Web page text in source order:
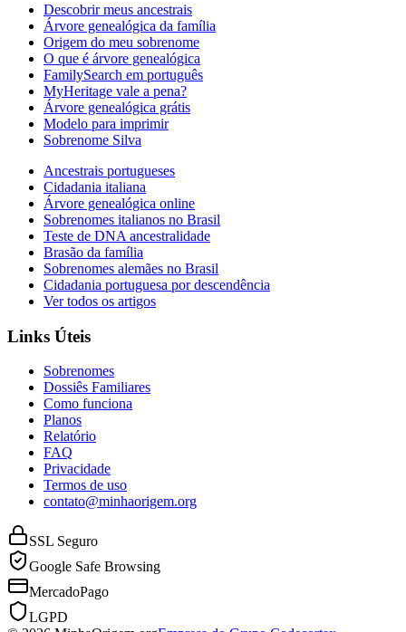
Descobrir meus ancestrais
Árvore genealógica da família
Origem do meu sobrenome
O que é árvore genealógica
FamilySearch em português
MyHeritage vale a pena?
Árvore genealógica grátis
Modelo para imprimir
Sobrenome Silva
Ancestrais portugueses
Cidadania italiana
Árvore genealógica online
Sobrenomes italianos no Brasil
Teste de DNA ancestralidade
Brasão da família
Sobrenomes alemães no Brasil
Cidadania portuguesa por descendência
Ver todos os artigos
Links Úteis
Sobrenomes
Dossiês Familiares
Como funciona
Planos
Relatório
FAQ
Privacidade
Termos de uso
contato@minhaorigem.org
SSL Seguro
Google Safe Browsing
MercadoPago
LGPD